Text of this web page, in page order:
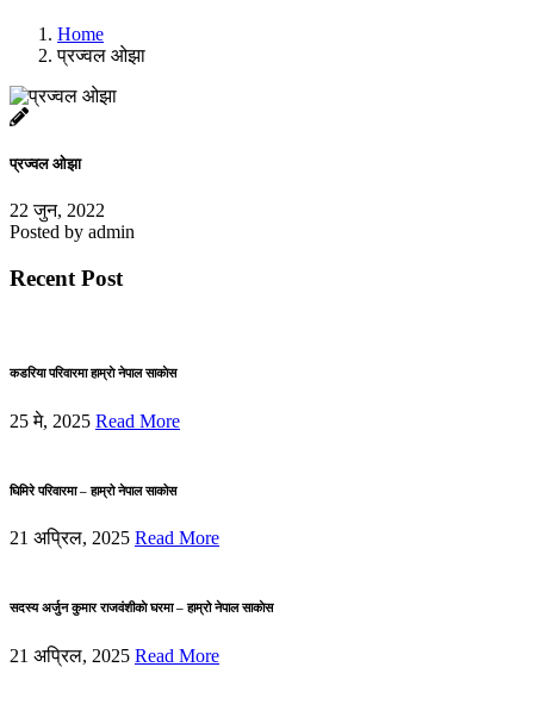
Home
प्रज्वल ओझा
प्रज्वल ओझा
22 जुन, 2022
Posted by admin
Recent Post
कडरिया परिवारमा हाम्राे नेपाल साकाेस
25 मे, 2025 Read More
घिमिरे परिवारमा – हाम्रो नेपाल साकोस
21 अप्रिल, 2025 Read More
सदस्य अर्जुन कुमार राजवंशीकाे घरमा – हाम्रो नेपाल साकाेस
21 अप्रिल, 2025 Read More